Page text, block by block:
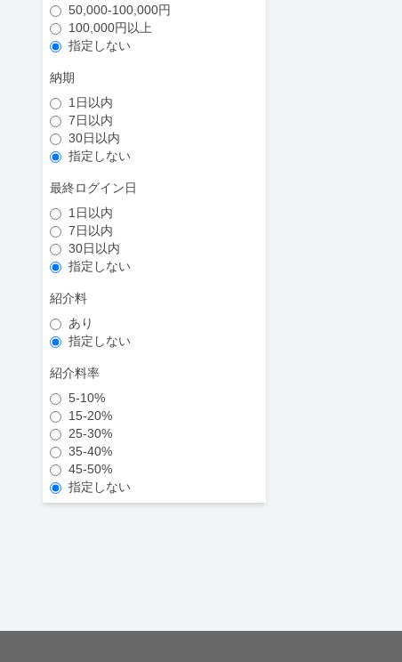
50,000-100,000円
100,000円以上
指定しない
納期
1日以内
7日以内
30日以内
指定しない
最終ログイン日
1日以内
7日以内
30日以内
指定しない
紹介料
あり
指定しない
紹介料率
5-10%
15-20%
25-30%
35-40%
45-50%
指定しない